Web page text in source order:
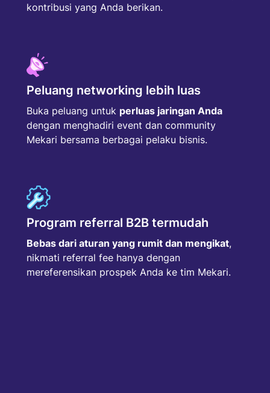
kontribusi yang Anda berikan.
Peluang networking lebih luas
Buka peluang untuk perluas jaringan Anda
dengan menghadiri event dan community
Mekari bersama berbagai pelaku bisnis.
Program referral B2B termudah
Bebas dari aturan yang rumit dan mengikat,
nikmati referral fee hanya dengan
mereferensikan prospek Anda ke tim Mekari.